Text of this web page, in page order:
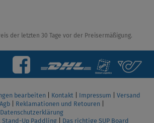
der letzten 30 Tage vor der Preisermäßigung.
bearbeiten Kontakt Impressum
Versand
Agb Reklamationen und Retouren
Datenschutzerklärung
Up Paddling
Das richtige SUP Board